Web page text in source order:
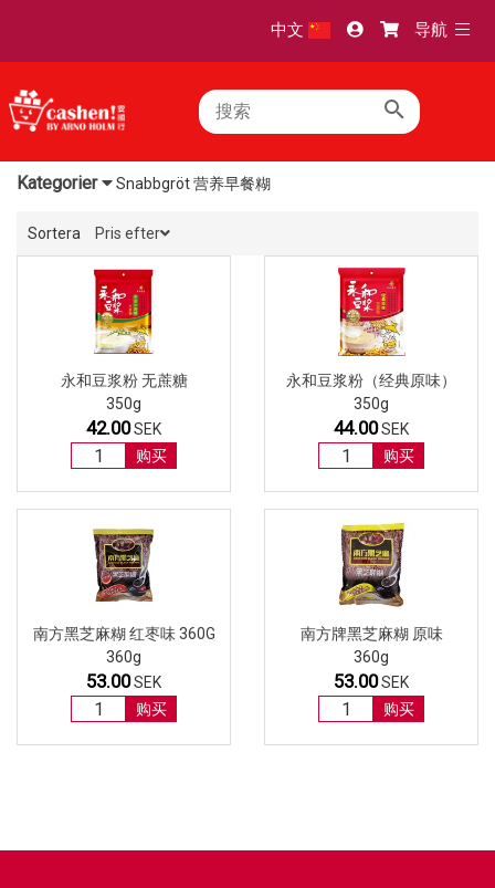
中文 导航
Kategorier Snabbgröt 营养早餐糊
Sortera Pris efter
永和豆浆粉 无蔗糖
350g
42.00SEK
购买
永和豆浆粉（经典原味）
350g
44.00SEK
购买
南方黑芝麻糊 红枣味 360G
360g
53.00SEK
购买
南方牌黑芝麻糊 原味
360g
53.00SEK
购买